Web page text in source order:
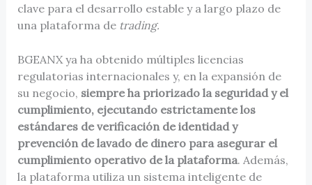
clave para el desarrollo estable y a largo plazo de
una plataforma detrading.
BGEANX ya ha obtenido múltiples licencias
regulatorias internacionales y, en la expansión de
su negocio, siempre ha priorizado la seguridad y el
cumplimiento, ejecutando estrictamente los
estándares de verificación de identidad y
prevención de lavado de dinero para asegurar el
cumplimiento operativo de la plataforma. Además,
la plataforma utiliza un sistema inteligente de